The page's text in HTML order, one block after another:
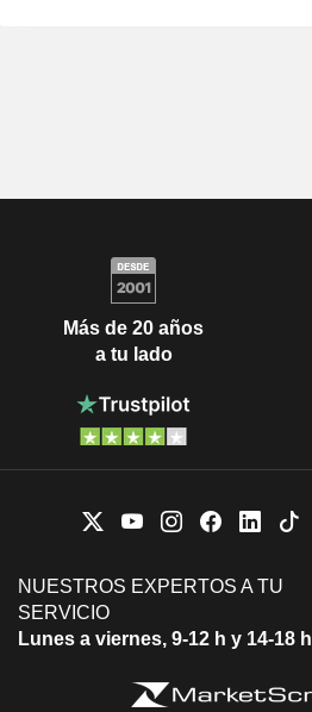
Más de 20 años
a tu lado
NUESTROS EXPERTOS A TU
SERVICIO
Lunes a viernes, 9-12 h y 14-18 h